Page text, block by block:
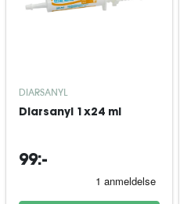
DIARSANYL
Diarsanyl 1x24 ml
99:-